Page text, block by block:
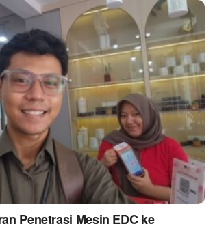
Penetrasi Mesin EDC ke